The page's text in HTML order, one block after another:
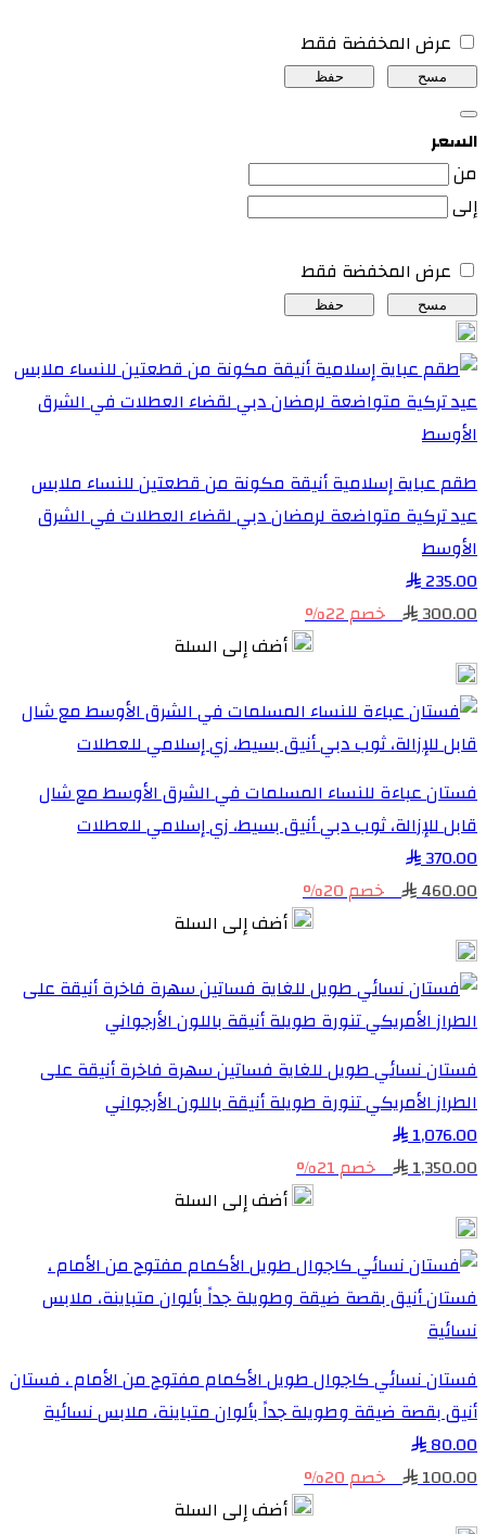
عرض المخفضة فقط
مسح حفظ
السعر
من
إلى
عرض المخفضة فقط
مسح حفظ
طقم عباية إسلامية أنيقة مكونة من قطعتين للنساء ملابس
عيد تركية متواضعة لرمضان دبي لقضاء العطلات في الشرق
الأوسط
235.00
300.00
خصم 22%
أضف إلى السلة
فستان عباءة للنساء المسلمات في الشرق الأوسط مع شال
قابل للإزالة، ثوب دبي أنيق بسيط، زي إسلامي للعطلات
370.00
460.00
خصم 20%
أضف إلى السلة
فستان نسائي طويل للغاية فساتين سهرة فاخرة أنيقة على
الطراز الأمريكي تنورة طويلة أنيقة باللون الأرجواني
1,076.00
1,350.00
خصم 21%
أضف إلى السلة
فستان نسائي كاجوال طويل الأكمام مفتوح من الأمام ، فستان
أنيق بقصة ضيقة وطويلة جداً بألوان متباينة، ملابس نسائية
80.00
100.00
خصم 20%
أضف إلى السلة